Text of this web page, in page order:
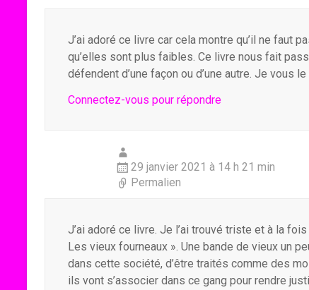
J’ai adoré ce livre car cela montre qu’il ne faut
qu’elles sont plus faibles. Ce livre nous fait
défendent d’une façon ou d’une autre. Je vous
Connectez-vous pour répondre
29 janvier 2021 à 14 h 21 min
Permalien
J’ai adoré ce livre. Je l’ai trouvé triste et à la
Les vieux fourneaux ». Une bande de vieux un
dans cette société, d’être traités comme des
ils vont s’associer dans ce gang pour rendre